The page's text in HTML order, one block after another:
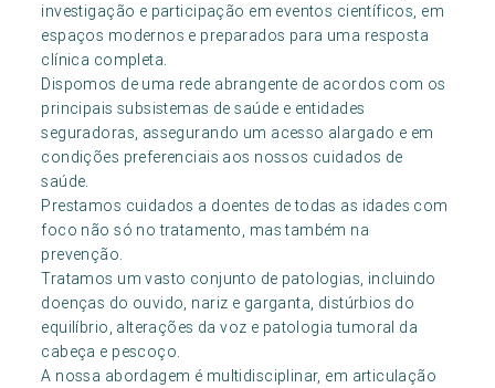
investigação e participação em eventos científicos, em
espaços modernos e preparados para uma resposta
clínica completa.
Dispomos de uma rede abrangente de acordos com os
principais subsistemas de saúde e entidades
seguradoras, assegurando um acesso alargado e em
condições preferenciais aos nossos cuidados de
saúde.
Prestamos cuidados a doentes de todas as idades com
foco não só no tratamento, mas também na
prevenção.
Tratamos um vasto conjunto de patologias, incluindo
doenças do ouvido, nariz e garganta, distúrbios do
equilíbrio, alterações da voz e patologia tumoral da
cabeça e pescoço.
A nossa abordagem é multidisciplinar, em articulação